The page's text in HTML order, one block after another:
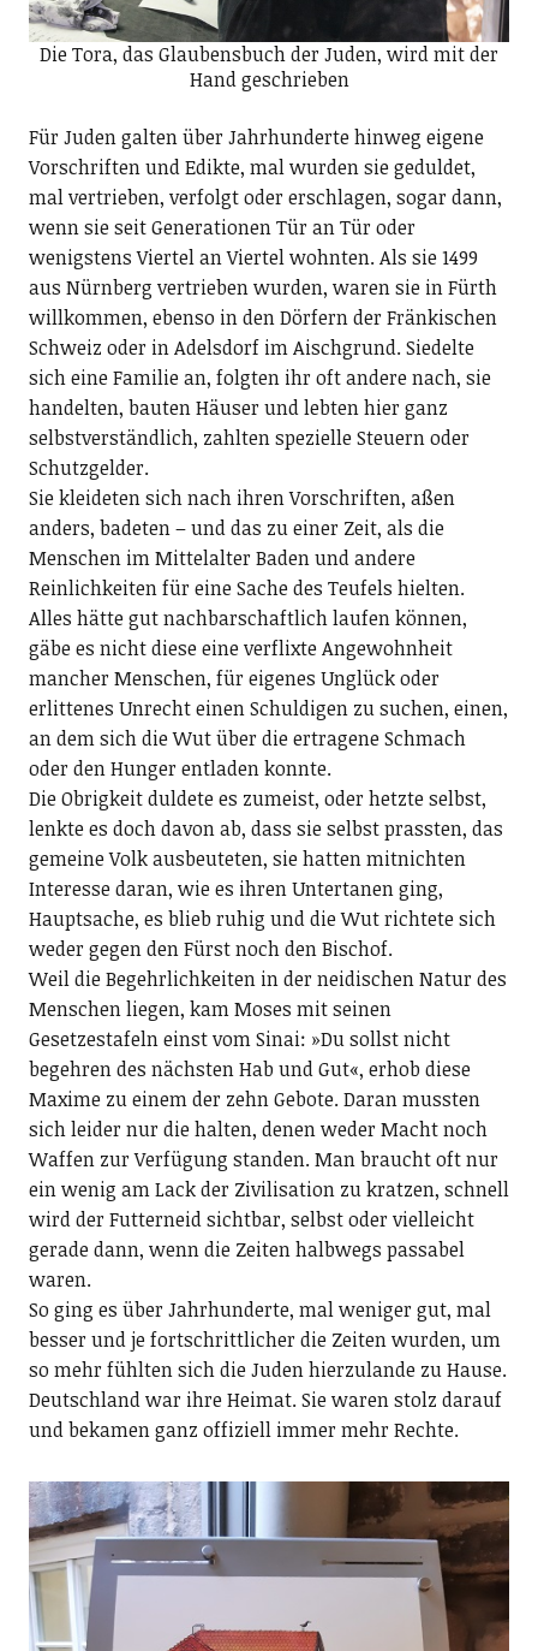
Die Tora, das Glaubensbuch der Juden, wird mit der
Hand geschrieben
Für Juden galten über Jahrhunderte hinweg eigene
Vorschriften und Edikte, mal wurden sie geduldet,
mal vertrieben, verfolgt oder erschlagen, sogar dann,
wenn sie seit Generationen Tür an Tür oder
wenigstens Viertel an Viertel wohnten. Als sie 1499
aus Nürnberg vertrieben wurden, waren sie in Fürth
willkommen, ebenso in den Dörfern der Fränkischen
Schweiz oder in Adelsdorf im Aischgrund. Siedelte
sich eine Familie an, folgten ihr oft andere nach, sie
handelten, bauten Häuser und lebten hier ganz
selbstverständlich, zahlten spezielle Steuern oder
Schutzgelder.
Sie kleideten sich nach ihren Vorschriften, aßen
anders, badeten – und das zu einer Zeit, als die
Menschen im Mittelalter Baden und andere
Reinlichkeiten für eine Sache des Teufels hielten.
Alles hätte gut nachbarschaftlich laufen können,
gäbe es nicht diese eine verflixte Angewohnheit
mancher Menschen, für eigenes Unglück oder
erlittenes Unrecht einen Schuldigen zu suchen, einen,
an dem sich die Wut über die ertragene Schmach
oder den Hunger entladen konnte.
Die Obrigkeit duldete es zumeist, oder hetzte selbst,
lenkte es doch davon ab, dass sie selbst prassten, das
gemeine Volk ausbeuteten, sie hatten mitnichten
Interesse daran, wie es ihren Untertanen ging,
Hauptsache, es blieb ruhig und die Wut richtete sich
weder gegen den Fürst noch den Bischof.
Weil die Begehrlichkeiten in der neidischen Natur des
Menschen liegen, kam Moses mit seinen
Gesetzestafeln einst vom Sinai: »Du sollst nicht
begehren des nächsten Hab und Gut«, erhob diese
Maxime zu einem der zehn Gebote. Daran mussten
sich leider nur die halten, denen weder Macht noch
Waffen zur Verfügung standen. Man braucht oft nur
ein wenig am Lack der Zivilisation zu kratzen, schnell
wird der Futterneid sichtbar, selbst oder vielleicht
gerade dann, wenn die Zeiten halbwegs passabel
waren.
So ging es über Jahrhunderte, mal weniger gut, mal
besser und je fortschrittlicher die Zeiten wurden, um
so mehr fühlten sich die Juden hierzulande zu Hause.
Deutschland war ihre Heimat. Sie waren stolz darauf
und bekamen ganz offiziell immer mehr Rechte.